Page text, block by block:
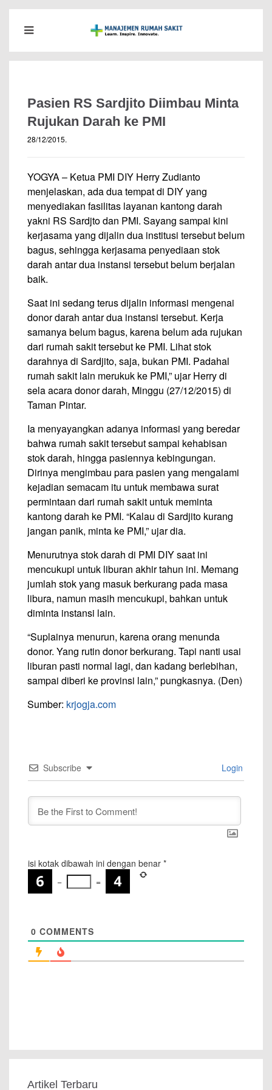
Pasien RS Sardjito Diimbau Minta
Rujukan Darah ke PMI
28/12/2015.
YOGYA – Ketua PMI DIY Herry Zudianto
menjelaskan, ada dua tempat di DIY yang
menyediakan fasilitas layanan kantong darah
yakni RS Sardjto dan PMI. Sayang sampai kini
kerjasama yang dijalin dua institusi tersebut belum
bagus, sehingga kerjasama penyediaan stok
darah antar dua instansi tersebut belum berjalan
baik.
Saat ini sedang terus dijalin informasi mengenai
donor darah antar dua instansi tersebut. Kerja
samanya belum bagus, karena belum ada rujukan
dari rumah sakit tersebut ke PMI. Lihat stok
darahnya di Sardjito, saja, bukan PMI. Padahal
rumah sakit lain merukuk ke PMI,” ujar Herry di
sela acara donor darah, Minggu (27/12/2015) di
Taman Pintar.
Ia menyayangkan adanya informasi yang beredar
bahwa rumah sakit tersebut sampai kehabisan
stok darah, hingga pasiennya kebingungan.
Dirinya mengimbau para pasien yang mengalami
kejadian semacam itu untuk membawa surat
permintaan dari rumah sakit untuk meminta
kantong darah ke PMI. “Kalau di Sardjito kurang
jangan panik, minta ke PMI,” ujar dia.
Menurutnya stok darah di PMI DIY saat ini
mencukupi untuk liburan akhir tahun ini. Memang
jumlah stok yang masuk berkurang pada masa
libura, namun masih mencukupi, bahkan untuk
diminta instansi lain.
“Suplainya menurun, karena orang menunda
donor. Yang rutin donor berkurang. Tapi nanti usai
liburan pasti normal lagi, dan kadang berlebihan,
sampai diberi ke provinsi lain,” pungkasnya. (Den)
Sumber: krjogja.com
Subscribe Login
isi kotak dibawah ini dengan benar *
−
=
0 COMMENTS
Artikel Terbaru